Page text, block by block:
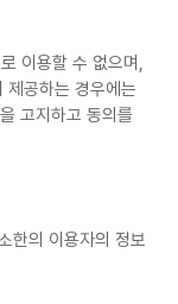
이용할 수 없으며,
제공하는 경우에는
고지하고 동의를
한의 이용자의 정보